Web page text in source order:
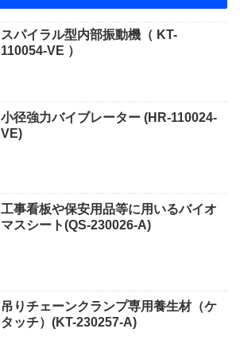
スパイラル型内部振動機（ KT-
110054-VE ）
小径強力バイブレーター (HR-110024-
VE)
工事看板や保安用品等に用いるバイオ
マスシート(QS-230026-A)
吊りチェーンクランプ専用養生材（ケ
タッチ）(KT-230257-A)